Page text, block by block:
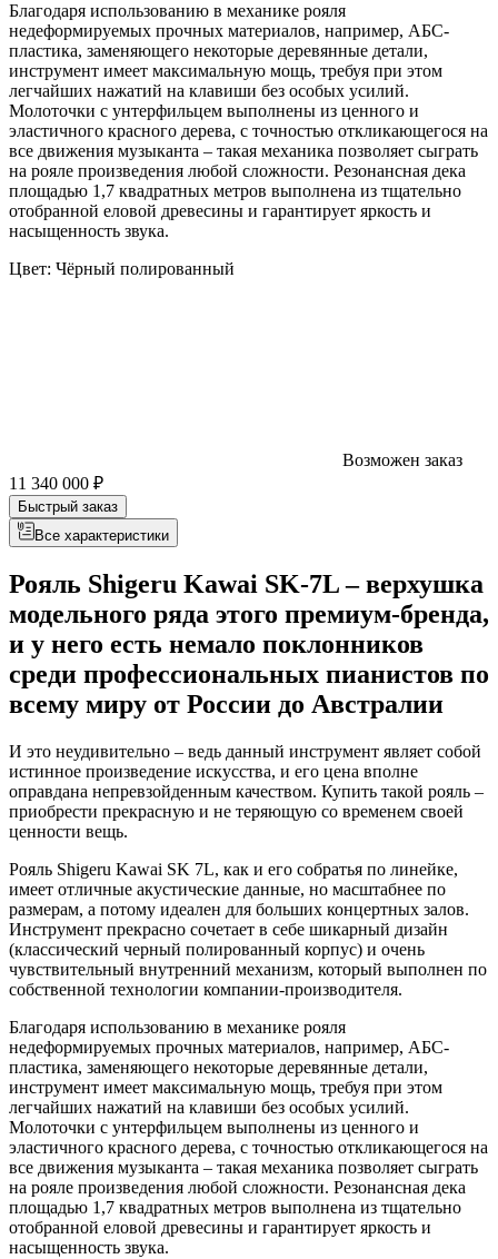
Благодаря использованию в механике рояля
недеформируемых прочных материалов, например, АБС-
пластика, заменяющего некоторые деревянные детали,
инструмент имеет максимальную мощь, требуя при этом
легчайших нажатий на клавиши без особых усилий.
Молоточки с унтерфильцем выполнены из ценного и
эластичного красного дерева, с точностью откликающегося на
все движения музыканта – такая механика позволяет сыграть
на рояле произведения любой сложности. Резонансная дека
площадью 1,7 квадратных метров выполнена из тщательно
отобранной еловой древесины и гарантирует яркость и
насыщенность звука.
Цвет: Чёрный полированный
Возможен заказ
11 340 000 ₽
Быстрый заказ
Все характеристики
Рояль Shigeru Kawai SK-7L – верхушка
модельного ряда этого премиум-бренда,
и у него есть немало поклонников
среди профессиональных пианистов по
всему миру от России до Австралии
И это неудивительно – ведь данный инструмент являет собой
истинное произведение искусства, и его цена вполне
оправдана непревзойденным качеством. Купить такой рояль –
приобрести прекрасную и не теряющую со временем своей
ценности вещь.
Рояль Shigeru Kawai SK 7L, как и его собратья по линейке,
имеет отличные акустические данные, но масштабнее по
размерам, а потому идеален для больших концертных залов.
Инструмент прекрасно сочетает в себе шикарный дизайн
(классический черный полированный корпус) и очень
чувствительный внутренний механизм, который выполнен по
собственной технологии компании-производителя.
Благодаря использованию в механике рояля
недеформируемых прочных материалов, например, АБС-
пластика, заменяющего некоторые деревянные детали,
инструмент имеет максимальную мощь, требуя при этом
легчайших нажатий на клавиши без особых усилий.
Молоточки с унтерфильцем выполнены из ценного и
эластичного красного дерева, с точностью откликающегося на
все движения музыканта – такая механика позволяет сыграть
на рояле произведения любой сложности. Резонансная дека
площадью 1,7 квадратных метров выполнена из тщательно
отобранной еловой древесины и гарантирует яркость и
насыщенность звука.